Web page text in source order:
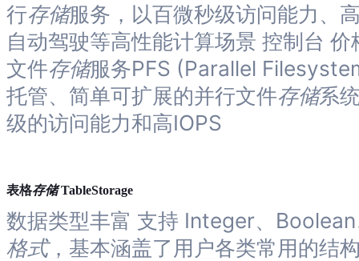
行存储服务，以百微秒级访问能力、
自动驾驶等高性能计算场景 控制台
文件存储服务PFS (Parallel
托管、简单可扩展的并行文件存储系
级的访问能力和高IOPS
表格存储TableStorage
数据类型丰富 支持 Integer、
格式，基本涵盖了用户各类常用的结